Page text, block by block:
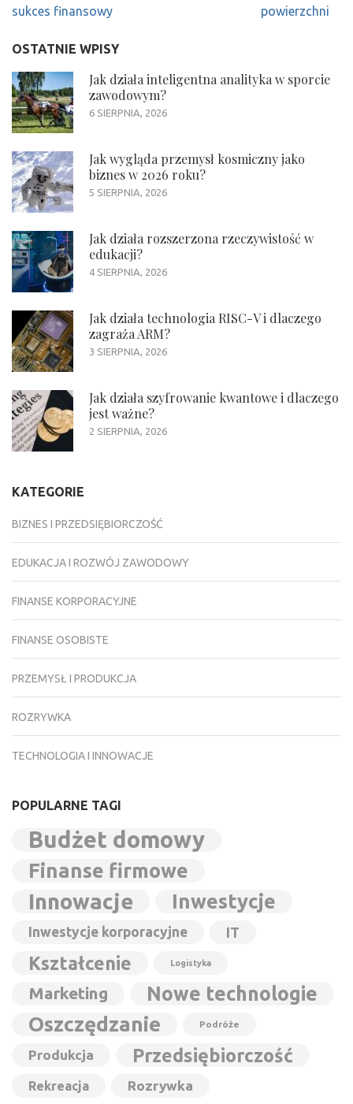
sukces finansowy powierzchni
OSTATNIE WPISY
Jak działa inteligentna analityka w sporcie
zawodowym?
6 SIERPNIA, 2026
Jak wygląda przemysł kosmiczny jako
biznes w 2026 roku?
5 SIERPNIA, 2026
Jak działa rozszerzona rzeczywistość w
edukacji?
4 SIERPNIA, 2026
Jak działa technologia RISC-V i dlaczego
zagraża ARM?
3 SIERPNIA, 2026
Jak działa szyfrowanie kwantowe i dlaczego
jest ważne?
2 SIERPNIA, 2026
KATEGORIE
BIZNES I PRZEDSIĘBIORCZOŚĆ
EDUKACJA I ROZWÓJ ZAWODOWY
FINANSE KORPORACYJNE
FINANSE OSOBISTE
PRZEMYSŁ I PRODUKCJA
ROZRYWKA
TECHNOLOGIA I INNOWACJE
POPULARNE TAGI
Budżet domowy
Finanse firmowe
Innowacje Inwestycje
Inwestycje korporacyjne IT
Kształcenie Logistyka
Marketing Nowe technologie
Oszczędzanie Podróże
Produkcja Przedsiębiorczość
Rekreacja Rozrywka